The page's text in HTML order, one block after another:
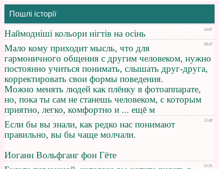
Пошлі історії